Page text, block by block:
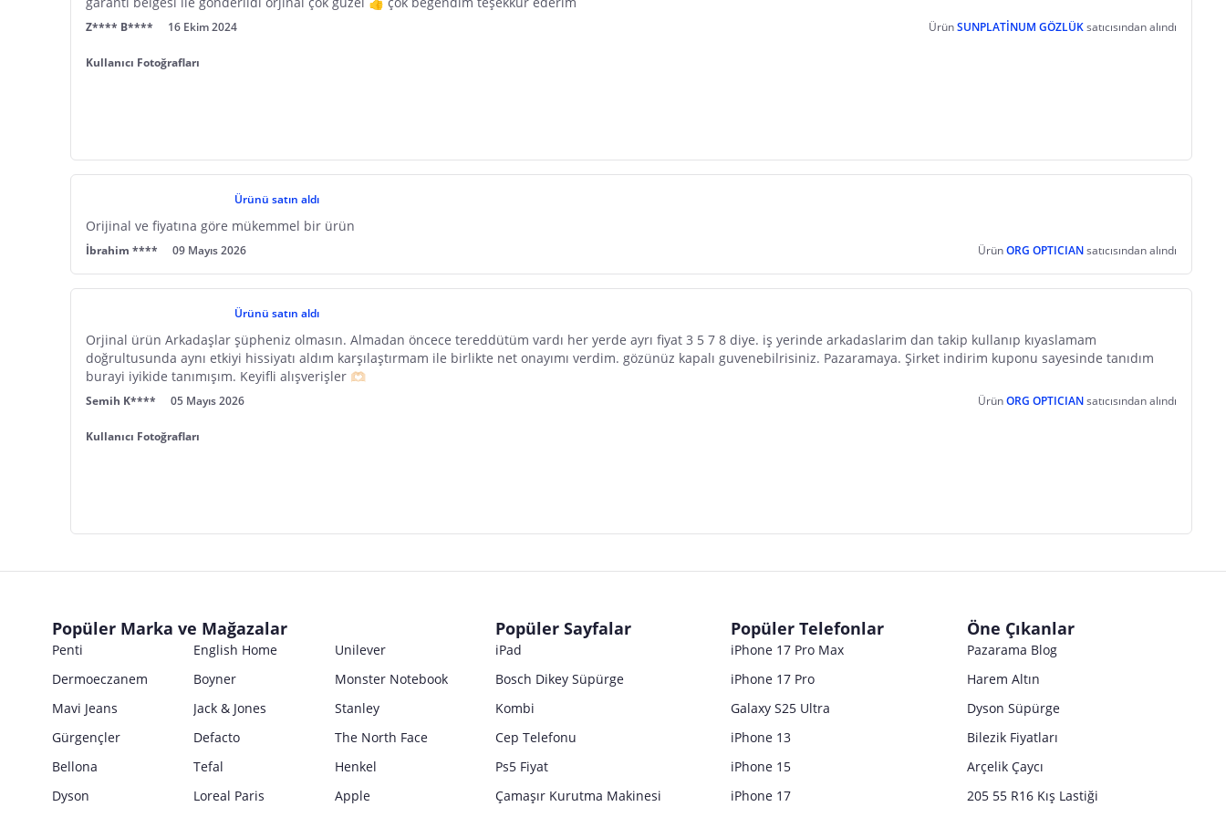
Z**** B**** 16 Ekim 2024 ÜrünSUNPLATİNUM GÖZLÜKsatıcısından alındı
Kullanıcı Fotoğrafları
Ürünü satın aldı
Orijinal ve fiyatına göre mükemmel bir ürün
İbrahim **** 09 Mayıs 2026 ÜrünORG OPTICIANsatıcısından alındı
Ürünü satın aldı
Orjinal ürün Arkadaşlar şüpheniz olmasın. Almadan öncece tereddütüm vardı her yerde ayrı fiyat 3 5 7 8 diye. iş yerinde arkadaslarim dan takip kullanıp kıyaslamam
doğrultusunda aynı etkiyi hissiyatı aldım karşılaştırmam ile birlikte net onayımı verdim. gözünüz kapalı guvenebilrisiniz. Pazaramaya. Şirket indirim kuponu sayesinde tanıdım
burayi iyikide tanımışım. Keyifli alışverişler 🫶🏻
Semih K**** 05 Mayıs 2026 ÜrünORG OPTICIANsatıcısından alındı
Kullanıcı Fotoğrafları
Popüler Marka ve Mağazalar
Penti English Home
Unilever
Dermoeczanem
Boyner
Monster Notebook
Mavi Jeans
Jack & Jones
Stanley
Gürgençler
Defacto
The North Face
Bellona
Tefal
Henkel
Dyson
Loreal Paris
Apple
Popüler Sayfalar
iPad
Bosch Dikey Süpürge
Kombi
Cep Telefonu
Ps5 Fiyat
Çamaşır Kurutma Makinesi
Popüler Telefonlar
iPhone 17 Pro Max
iPhone 17 Pro
Galaxy S25 Ultra
iPhone 13
iPhone 15
iPhone 17
Öne Çıkanlar
Pazarama Blog
Harem Altın
Dyson Süpürge
Bilezik Fiyatları
Arçelik Çaycı
205 55 R16 Kış Lastiği